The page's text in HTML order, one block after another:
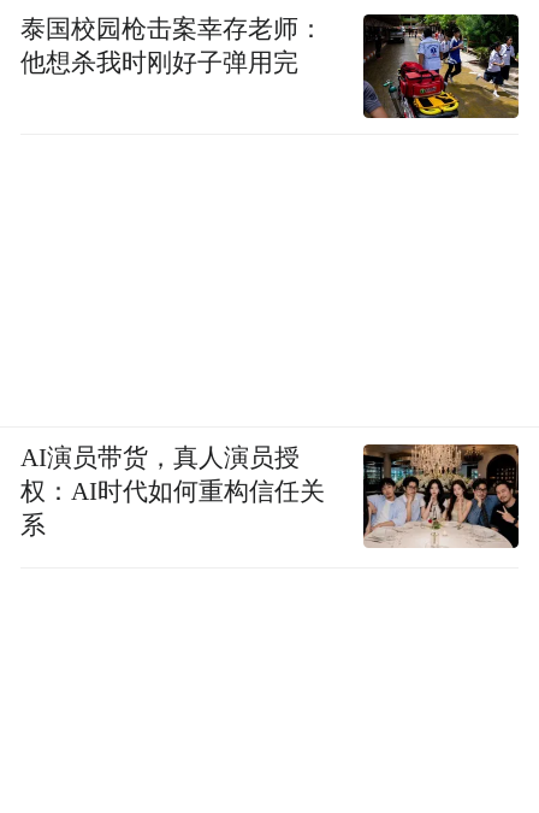
泰国校园枪击案幸存老师：
他想杀我时刚好子弹用完
AI演员带货，真人演员授
权：AI时代如何重构信任关
系